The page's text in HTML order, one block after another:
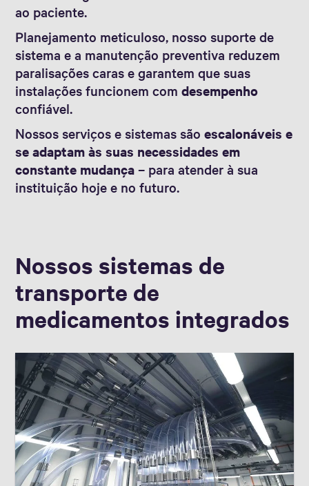
ao paciente.
Planejamento meticuloso, nosso suporte de
sistema e a manutenção preventiva reduzem
paralisações caras e garantem que suas
instalações funcionem comdesempenho
confiável.
Nossos serviços e sistemas sãoescalonáveis e
se adaptam às suas necessidades em
constante mudança– para atender à sua
instituição hoje e no futuro.
Nossos sistemas de
transporte de
medicamentos integrados